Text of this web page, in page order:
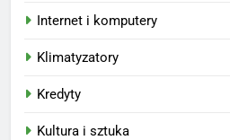
Internet i komputery
Klimatyzatory
Kredyty
Kultura i sztuka